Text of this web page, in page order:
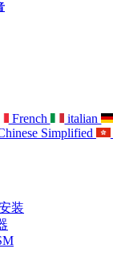
French italian
Simplified
装